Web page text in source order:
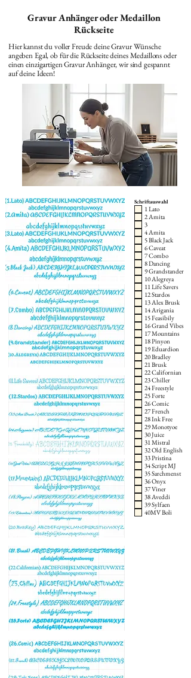
Gravur Anhänger oder Medaillon
Rückseite
Hier kannst du voller Freude deine Gravur Wünsche
angeben Egal, ob für die Rückseite deines Medaillons oder
einen einzigartigen Gravur Anhänger, wir sind gespannt
auf deine Ideen!
Schriftauswahl
1 Lato
2 Amita
3
4 Amita
5 Black Jack
6 Caveat
7 Combo
8 Dancing
9 Grandstander
10 Alegreya
11 Life Savers
12 Stardos
13 Alex Brusk
14 Arigania
15 Feasibily
16 Grand Vibes
17 Mountains
18 Pinyon
19 Eduardion
20 Bradley
21 Brusk
22 Californian
23 Chiller
24 Freestyle
25 Forte
26 Comic
27 French
28 Ink Free
29 Monotyoe
30 Juice
31 Mistral
32 Old English
33 Pristina
34 Script MJ
35 Sarchmenst
36 Onyx
37 Viner
38 Aveddi
39 Sylfaen
40MV Boli